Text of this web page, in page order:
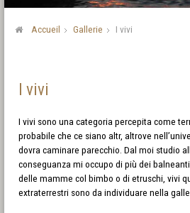
Accueil Gallerie I vivi
I vivi
I vivi sono una categoria percepita come
probabile che ce siano altr, altrove
dovra caminare parecchio. Dal moi studio
conseguanza mi occupo di più dei
delle mamme col bimbo o di etruschi, vivi
extraterrestri sono da individuare nella